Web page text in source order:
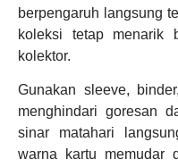
berpengaruh langsung
koleksi tetap menarik
kolektor.
Gunakan sleeve,
menghindari goresan
sinar matahari
warna kartu memudar